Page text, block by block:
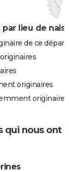
lieu de
de ce
originaires
originaires
qui nous ont